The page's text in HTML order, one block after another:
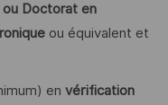
ou Doctorat en
ou équivalent et
en vérification